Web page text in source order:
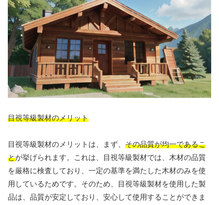
目視等級製材のメリット
目視等級製材のメリットは、まず、 その品質が均一であるこ
とが挙げられます。これは、目視等級製材では、木材の品質
を厳格に検査しており、一定の基準を満たした木材のみを使
用しているためです。そのため、目視等級製材を使用した製
品は、品質が安定しており、安心して使用することができま